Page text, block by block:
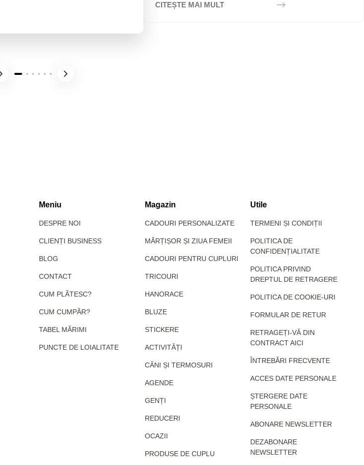
CITEȘTE MAI MULT
Meniu
DESPRE NOI
CLIENȚI BUSINESS
BLOG
CONTACT
CUM PLĂTESC?
CUM CUMPĂR?
TABEL MĂRIMI
PUNCTE DE LOIALITATE
Magazin
CADOURI PERSONALIZATE
MĂRȚIȘOR ȘI ZIUA FEMEII
CADOURI PENTRU CUPLURI
TRICOURI
HANORACE
BLUZE
STICKERE
ACTIVITĂȚI
CĂNI ȘI TERMOSURI
AGENDE
GENȚI
REDUCERI
OCAZII
PRODUSE DE CUPLU
Utile
TERMENI ȘI CONDIȚII
POLITICA DE
CONFIDENȚIALITATE
POLITICA PRIVIND
DREPTUL DE RETRAGERE
POLITICA DE COOKIE-URI
FORMULAR DE RETUR
RETRAGEȚI-VĂ DIN
CONTRACT AICI
ÎNTREBĂRI FRECVENTE
ACCES DATE PERSONALE
ȘTERGERE DATE
PERSONALE
ABONARE NEWSLETTER
DEZABONARE
NEWSLETTER